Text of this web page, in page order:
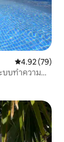
คะแนนเฉลี่ย
4.92 (79)
บบทำความ